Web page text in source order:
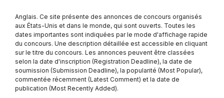
Anglais. Ce site présente des annonces de concours organisés
aux États-Unis et dans le monde, qui sont ouverts. Toutes les
dates importantes sont indiquées par le mode d'affichage rapide
du concours. Une description détaillée est accessible en cliquant
sur le titre du concours. Les annonces peuvent être classées
selon la date d'inscription (Registration Deadline), la date de
soumission (Submission Deadline), la popularité (Most Popular),
commentée récemment (Latest Comment) et la date de
publication (Most Recently Added).